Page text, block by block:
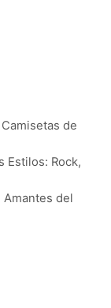
de
Estilos: Rock,
Amantes del